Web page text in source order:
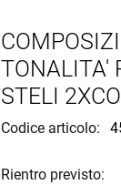
TONALITA'
STELI
Codice articolo:
Rientro previsto: